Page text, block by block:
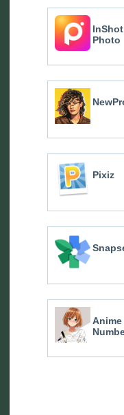
Photo
Pixiz